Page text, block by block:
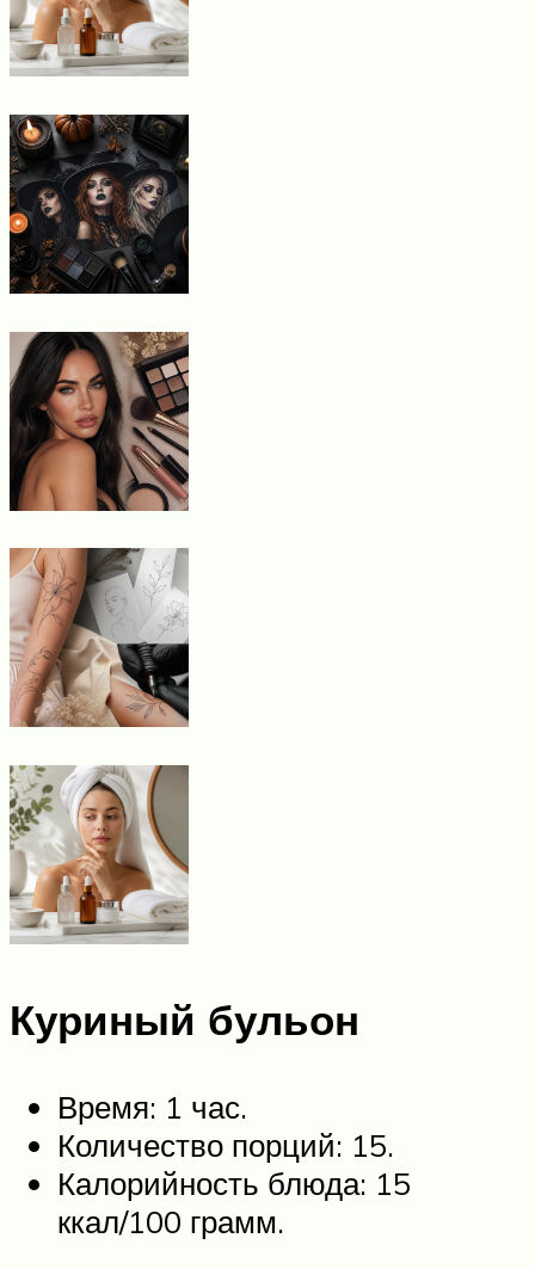
Куриный бульон
Время: 1 час.
Количество порций: 15.
Калорийность блюда: 15
ккал/100 грамм.